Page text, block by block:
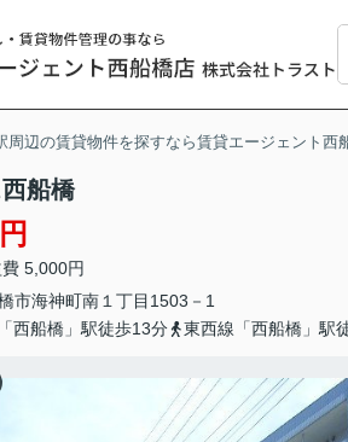
周辺の賃貸物件を探すなら賃貸エージェント西
船橋
5,000円
市海神町南 １丁目1503－1
西船橋」駅徒歩13分
東西線「西船橋」駅